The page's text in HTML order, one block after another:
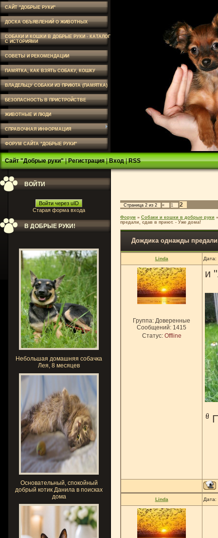
САЙТ "ДОБРЫЕ РУКИ"
ДОСКА ОБЪЯВЛЕНИЙ О ЖИВОТНЫХ
СОБАКИ И КОШКИ В ДОБРЫЕ РУКИ - КАТАЛОГ
С ИСТОРИЯМИ
СОВЕТЫ И РЕКОМЕНДАЦИИ
ПАМЯТКА, КАК ВЗЯТЬ СОБАКУ, КОШКУ
ВЛАДЕЛЬЦУ СОБАКИ ИЗ ПРИЮТА (ПАМЯТКА)
БЕЗОПАСНОСТЬ В ПРИСТРОЙСТВЕ
ЖИВОТНЫЕ И ЛЮДИ
СПРАВОЧНАЯ ИНФОРМАЦИЯ
ФОРУМ САЙТА "ДОБРЫЕ РУКИ"
Сайт "Добрые руки"|Регистрация|Вход|RSS
ВОЙТИ
Войти через uID
Старая форма входа
В ДОБРЫЕ РУКИ!
Небольшая домашняя собачка
Лея, 8 месяцев
Основательный, спокойный
добрый котик Данила в поисках
дома
Страница 2 из 2 « 1 2
Форум » Собаки и кошки в добрые руки »
предали, сдав в приют. - Уже дома!
Дождика однажды
Linda
Группа: Доверенные
Сообщений: 1415
Статус: Offline
и
Linda